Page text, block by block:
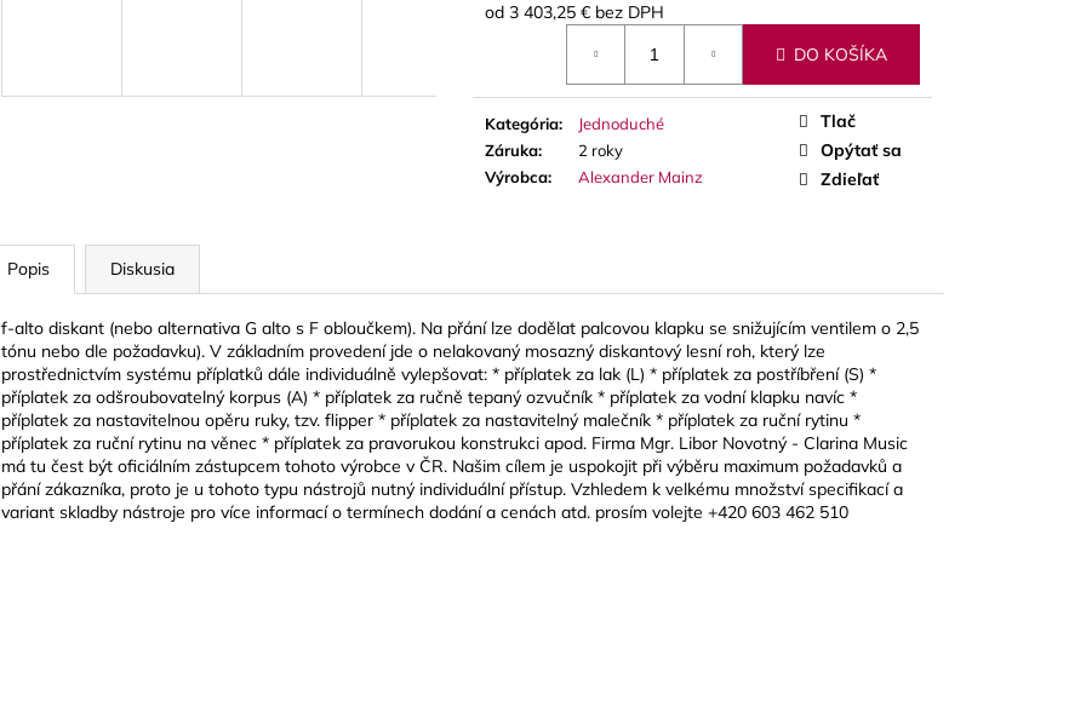
od 3 403,25 € bez DPH
DO KOŠÍKA
Kategória:
Jednoduché
Záruka:
2 roky
Výrobca: Alexander Mainz
Tlač
Opýtať sa
Zdieľať
Popis Diskusia
f-alto diskant (nebo alternativa G alto s F obloučkem). Na přání lze dodělat palcovou klapku se snižujícím ventilem o 2,5
tónu nebo dle požadavku). V základním provedení jde o nelakovaný mosazný diskantový lesní roh, který lze
prostřednictvím systému příplatků dále individuálně vylepšovat: * příplatek za lak (L) * příplatek za postříbření (S) *
příplatek za odšroubovatelný korpus (A) * příplatek za ručně tepaný ozvučník * příplatek za vodní klapku navíc *
příplatek za nastavitelnou opěru ruky, tzv. flipper * příplatek za nastavitelný malečník * příplatek za ruční rytinu *
příplatek za ruční rytinu na věnec * příplatek za pravorukou konstrukci apod. Firma Mgr. Libor Novotný - Clarina Music
má tu čest být oficiálním zástupcem tohoto výrobce v ČR. Našim cílem je uspokojit při výběru maximum požadavků a
přání zákazníka, proto je u tohoto typu nástrojů nutný individuální přístup. Vzhledem k velkému množství specifikací a
variant skladby nástroje pro více informací o termínech dodání a cenách atd. prosím volejte +420 603 462 510
VANDOREN JAVA RED CUT PLÁTKY